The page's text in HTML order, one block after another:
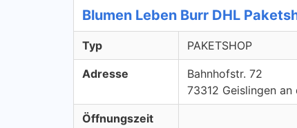
Blumen Leben Burr DHL
Typ PAKETSHOP
Adresse
Bahnhofstr. 72
73312 Geislingen an
Öffnungszeit